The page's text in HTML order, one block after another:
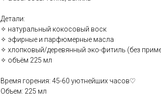
Детали:
✧ натуральный кокосовый воск
✧ эфирные и парфюмерные масла
✧ хлопковый/деревянный эко-фитиль (без
✧ объём 225 мл
Время горения: 45-60 уютнейших часов♡
Объем: 225 мл